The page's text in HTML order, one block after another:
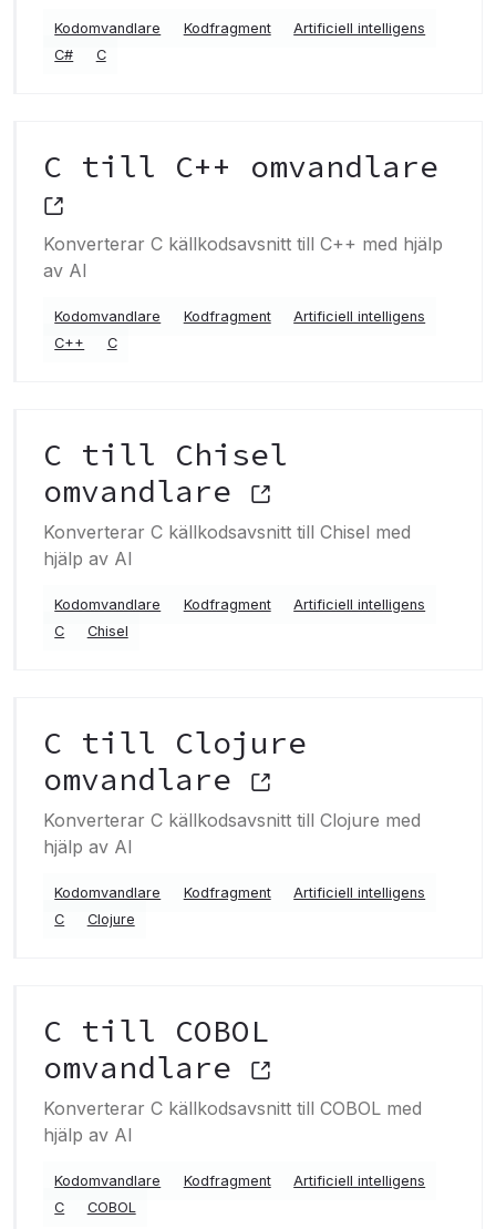
Kodomvandlare Kodfragment
Artificiell intelligens
C#
C
C till C++ omvandlare
Konverterar C källkodsavsnitt till C++ med hjälp
av AI
Kodomvandlare Kodfragment
Artificiell intelligens
C++
C
C till Chisel
omvandlare
Konverterar C källkodsavsnitt till Chisel med
hjälp av AI
Kodomvandlare Kodfragment
Artificiell intelligens
C
Chisel
C till Clojure
omvandlare
Konverterar C källkodsavsnitt till Clojure med
hjälp av AI
Kodomvandlare Kodfragment
Artificiell intelligens
C
Clojure
C till COBOL
omvandlare
Konverterar C källkodsavsnitt till COBOL med
hjälp av AI
Kodomvandlare Kodfragment
Artificiell intelligens
C
COBOL